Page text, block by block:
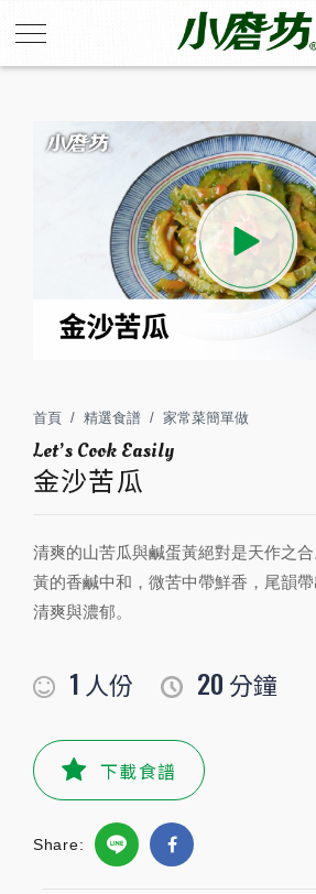
首頁 精選食譜 家常菜簡單做
金沙苦瓜
清爽的山苦瓜與鹹蛋黃絕對是天作之
黃的香鹹中和，微苦中帶鮮香，尾韻
清爽與濃郁。
1 人份 20 分鐘
下載食譜
Share:
金沙苦瓜
清爽的山苦瓜與鹹蛋黃絕對是天作之
清爽與濃郁。
1人份
PREPARATION
準備食材及配料
小磨坊精選調味
小磨坊金黃蒜油